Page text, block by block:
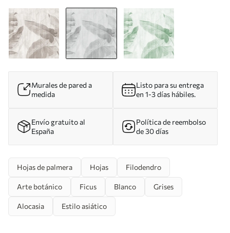
Murales de pared a
medida
Listo para su entrega
en 1-3 días hábiles.
Envío gratuito al
España
Política de reembolso
de 30 días
Hojas de palmera Hojas Filodendro
Arte botánico Ficus Blanco Grises
Alocasia Estilo asiático